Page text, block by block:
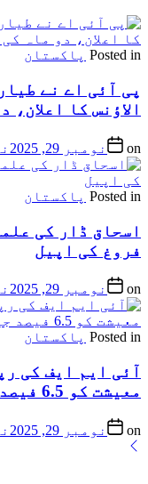
Posted in پاکستان
پی آئی اے نے
الاؤنس کا
on نومبر 29, 2025
Posted in پاکستان
اسحاق ڈار کی
فروغ کی اپیل
on نومبر 29, 2025
Posted in پاکستان
آئی ایم ایف کی
معیشت کو 6.5 فیصد جی ڈی پی کا نقصان
on نومبر 29, 2025